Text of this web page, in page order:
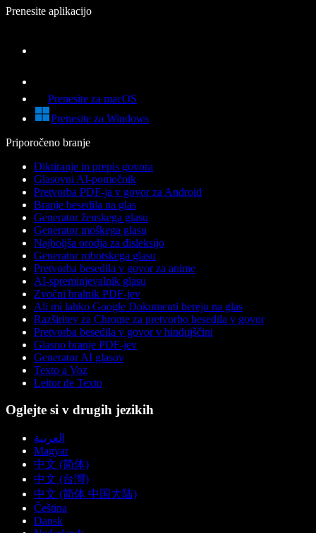
Prenesite aplikacijo
Prenesite za macOS
Prenesite za Windows
Priporočeno branje
Diktiranje in prepis govora
Glasovni AI-pomočnik
Pretvorba PDF-ja v govor za Android
Branje besedila na glas
Generator ženskega glasu
Generator moškega glasu
Najboljša orodja za disleksijo
Generator robotskega glasu
Pretvorba besedila v govor za anime
AI-spreminjevalnik glasu
Zvočni bralnik PDF-jev
Ali mi lahko Google Dokumenti berejo na glas
Razširitev za Chrome za pretvorbo besedila v govor
Pretvorba besedila v govor v hindujščini
Glasno branje PDF-jev
Generator AI glasov
Texto a Voz
Leitor de Texto
Oglejte si v drugih jezikih
العربية
Magyar
中文 (简体)
中文 (台灣)
中文 (简体 中国大陆)
Čeština
Dansk